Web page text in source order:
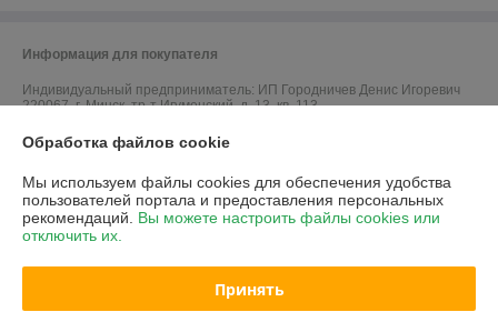
Информация для покупателя
Индивидуальный предприниматель: ИП Городничев Денис Игоревич
220067, г. Минск, тр-т Игуменский, д. 13, кв. 113
Регистрационный номер ЕГР: 192707390
УНП: 192707390
Регистрационный орган: Минский городской исполнительный комитет
Ссылка на свидетельство/лицензию
Обработка файлов cookie
Мы используем файлы cookies для обеспечения удобства
пользователей портала и предоставления персональных
рекомендаций. Вы можете настроить файлы cookies или
отключить их.
Принять